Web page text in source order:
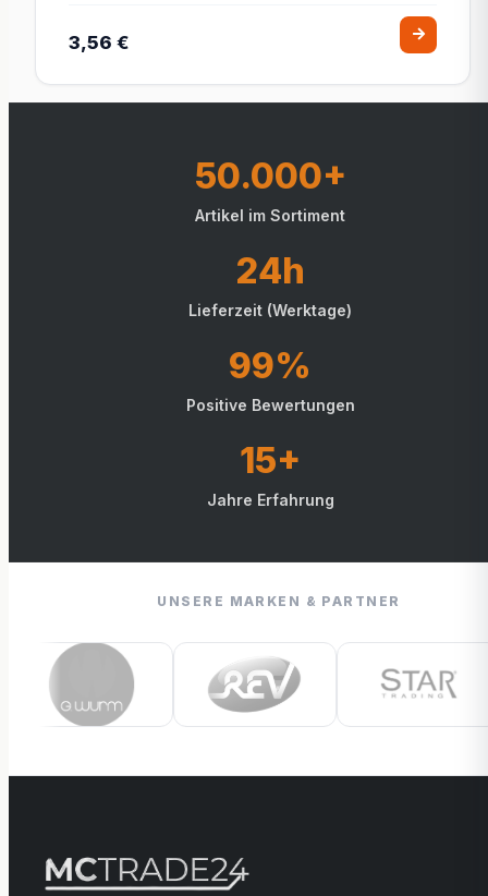
3,56 €
50.000+
Artikel im Sortiment
24h
Lieferzeit (Werktage)
99%
Positive Bewertungen
15+
Jahre Erfahrung
UNSERE MARKEN & PARTNER